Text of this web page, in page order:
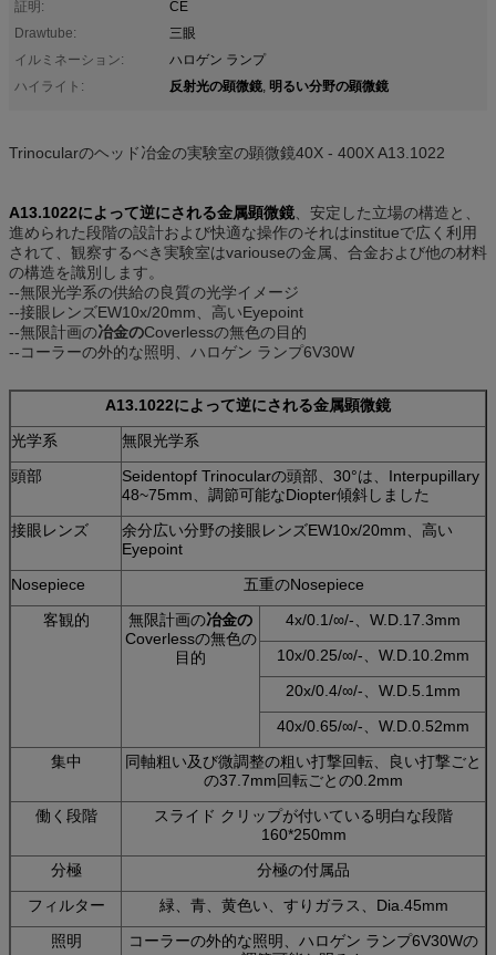
証明:
CE
Drawtube:
三眼
イルミネーション:
ハロゲン ランプ
ハイライト:
反射光の顕微鏡, 明るい分野の顕微鏡
Trinocularのヘッド冶金の実験室の顕微鏡40X - 400X A13.1022
A13.1022によって逆にされる金属顕微鏡 、安定した立場の構造と、
進められた段階の設計および快適な操作のそれはinstitueで広く利用
されて、観察するべき実験室はvariouseの金属、合金および他の材料
の構造を識別します。
--無限光学系の供給の良質の光学イメージ
--接眼レンズEW10x/20mm、高いEyepoint
--無限計画の冶金のCoverlessの無色の目的
--コーラーの外的な照明、ハロゲン ランプ6V30W
A13.1022によって逆にされる金属顕微鏡
光学系
無限光学系
頭部
Seidentopf Trinocularの頭部、30°は、Interpupillary
48~75mm、調節可能なDiopter傾斜しました
接眼レンズ
余分広い分野の接眼レンズEW10x/20mm、高い
Eyepoint
Nosepiece
五重のNosepiece
客観的
無限計画の冶金の
Coverlessの無色の
目的
4x/0.1/∞/-、W.D.17.3mm
10x/0.25/∞/-、W.D.10.2mm
20x/0.4/∞/-、W.D.5.1mm
40x/0.65/∞/-、W.D.0.52mm
集中
同軸粗い及び微調整の粗い打撃回転、良い打撃ごと
の37.7mm回転ごとの0.2mm
働く段階
スライド クリップが付いている明白な段階
160*250mm
分極
分極の付属品
フィルター
緑、青、黄色い、すりガラス、Dia.45mm
照明
コーラーの外的な照明、ハロゲン ランプ6V30Wの